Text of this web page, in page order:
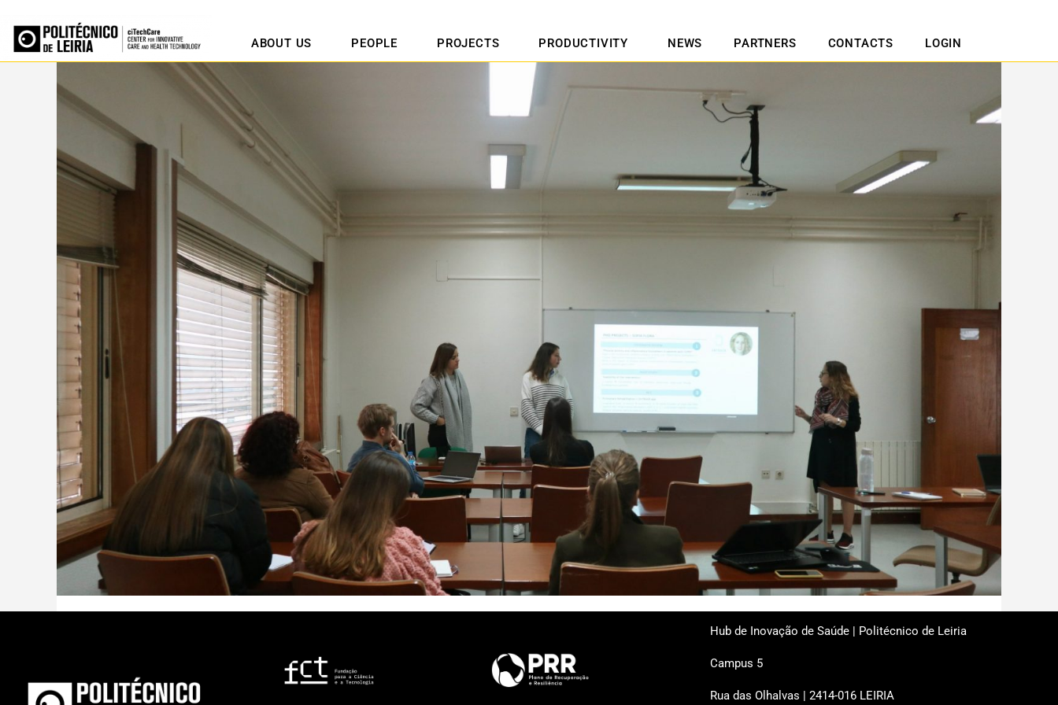
ABOUT US PEOPLE PROJECTS PRODUCTIVITY NEWS PARTNERS CONTACTS LOGIN
Hub de Inovação de Saúde | Politécnico de Leiria
Campus 5
Rua das Olhalvas | 2414-016 LEIRIA